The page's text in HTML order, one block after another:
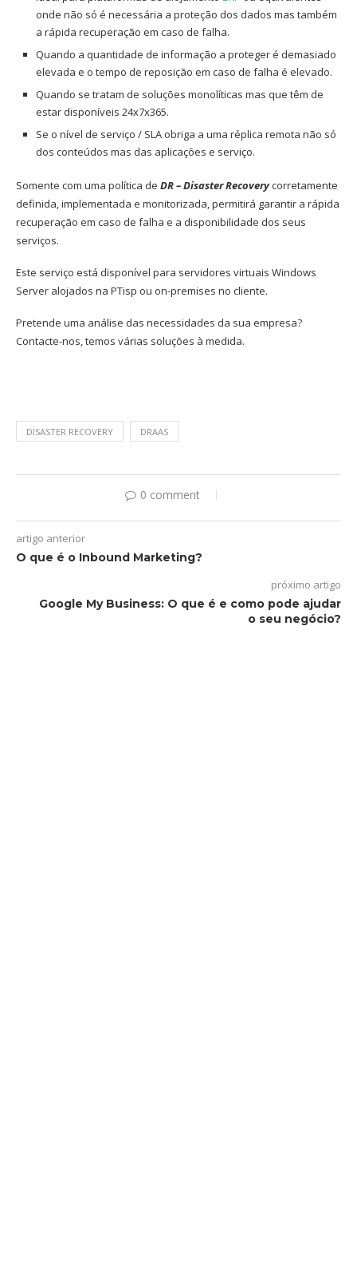
onde não só é necessária a proteção dos dados mas também
a rápida recuperação em caso de falha.
Quando a quantidade de informação a proteger é demasiado
elevada e o tempo de reposição em caso de falha é elevado.
Quando se tratam de soluções monolíticas mas que têm de
estar disponíveis 24x7x365.
Se o nível de serviço / SLA obriga a uma réplica remota não só
dos conteúdos mas das aplicações e serviço.
Somente com uma política de DR – Disaster Recoverycorretamente
definida, implementada e monitorizada, permitirá garantir a rápida
recuperação em caso de falha e a disponibilidade dos seus
serviços.
Este serviço está disponível para servidores virtuais Windows
Server alojados na PTisp ou on-premises no cliente.
Pretende uma análise das necessidades da sua empresa?
Contacte-nos, temos várias soluções à medida.
DISASTER RECOVERY DRAAS
0 comment
artigo anterior
O que é o Inbound Marketing?
próximo artigo
Google My Business: O que é e como pode ajudar
o seu negócio?